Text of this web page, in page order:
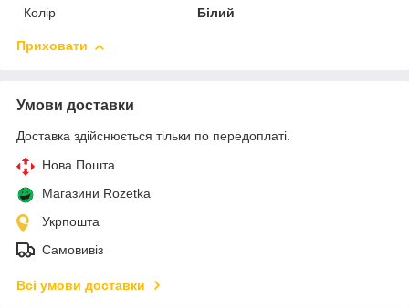
Колір
Білий
Приховати
Умови доставки
Доставка здійснюється тільки по передоплаті.
Нова Пошта
Магазини Rozetka
Укрпошта
Самовивіз
Всі умови доставки